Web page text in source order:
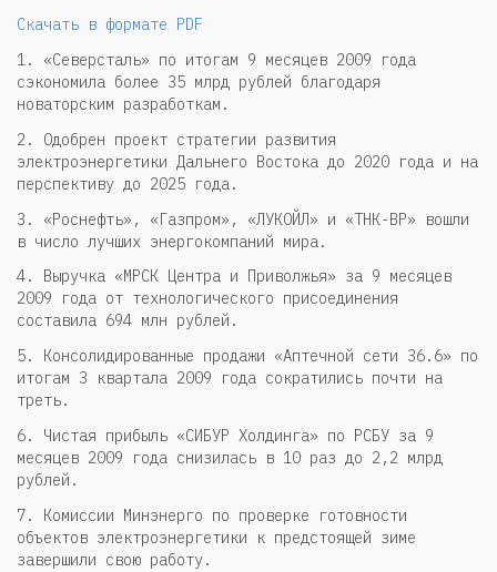
Скачать в формате PDF
1. «Северсталь» по итогам 9 месяцев 2009 года
сэкономила более 35 млрд рублей благодаря
новаторским разработкам.
2. Одобрен проект стратегии развития
электроэнергетики Дальнего Востока до 2020 года и на
перспективу до 2025 года.
3. «Роснефть», «Газпром», «ЛУКОЙЛ» и «ТНК-ВР» вошли
в число лучших энергокомпаний мира.
4. Выручка «МРСК Центра и Приволжья» за 9 месяцев
2009 года от технологического присоединения
составила 694 млн рублей.
5. Консолидированные продажи «Аптечной сети 36.6» по
итогам 3 квартала 2009 года сократились почти на
треть.
6. Чистая прибыль «СИБУР Холдинга» по РСБУ за 9
месяцев 2009 года снизилась в 10 раз до 2,2 млрд
рублей.
7. Комиссии Минэнерго по проверке готовности
объектов электроэнергетики к предстоящей зиме
завершили свою работу.